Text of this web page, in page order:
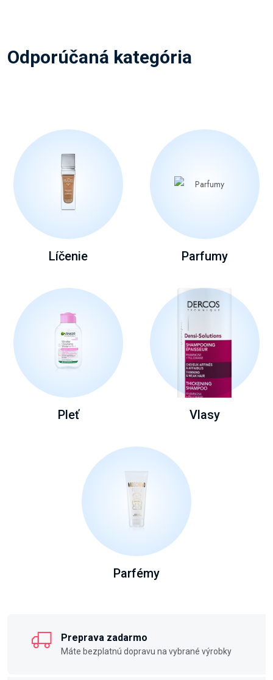
Odporúčaná kategória
Líčenie Parfumy
Pleť Vlasy
Parfémy
Preprava zadarmo
Máte bezplatnú dopravu na vybrané výrobky